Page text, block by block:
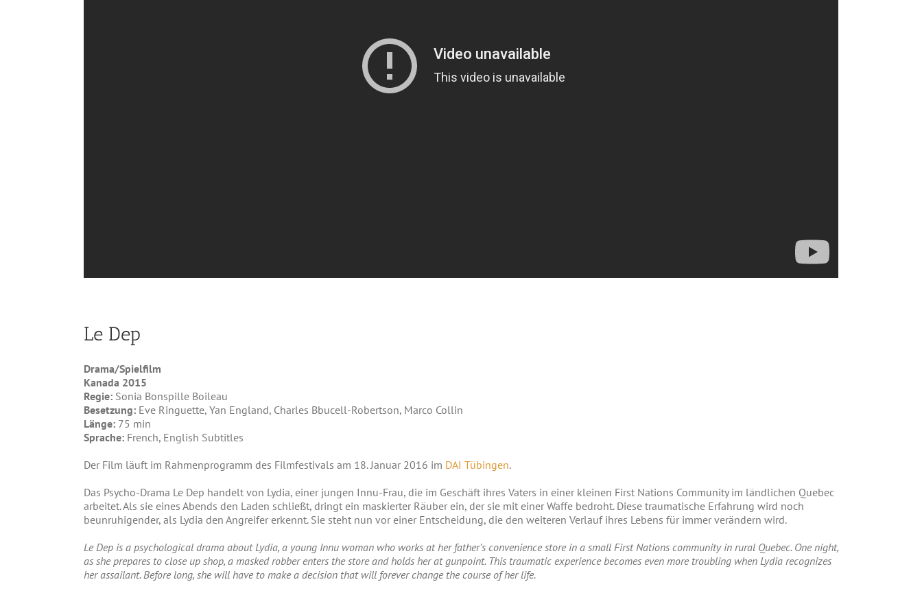
Le Dep
Drama/Spielfilm
Kanada 2015
Regie: Sonia Bonspille Boileau
Besetzung: Eve Ringuette, Yan England, Charles Bbucell-Robertson, Marco Collin
Länge: 75 min
Sprache: French, English Subtitles
Der Film läuft im Rahmenprogramm des Filmfestivals am 18. Januar 2016 im DAI Tübingen.
Das Psycho-Drama Le Dep handelt von Lydia, einer jungen Innu-Frau, die im Geschäft ihres Vaters in einer kleinen First Nations Community im ländlichen Quebec
arbeitet. Als sie eines Abends den Laden schließt, dringt ein maskierter Räuber ein, der sie mit einer Waffe bedroht. Diese traumatische Erfahrung wird noch
beunruhigender, als Lydia den Angreifer erkennt. Sie steht nun vor einer Entscheidung, die den weiteren Verlauf ihres Lebens für immer verändern wird.
Le Dep is a psychological drama about Lydia, a young Innu woman who works at her father’s convenience store in a small First Nations community in rural Quebec. One night,
as she prepares to close up shop, a masked robber enters the store and holds her at gunpoint. This traumatic experience becomes even more troubling when Lydia recognizes
her assailant. Before long, she will have to make a decision that will forever change the course of her life.